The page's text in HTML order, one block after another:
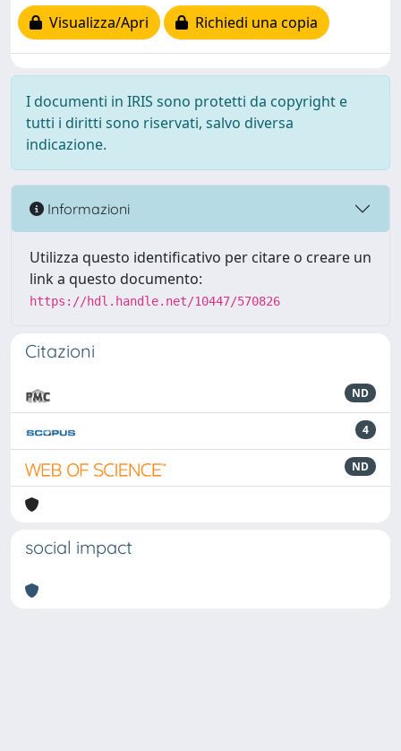
Visualizza/Apri
Richiedi una copia
I documenti in IRIS sono protetti da copyright e
tutti i diritti sono riservati, salvo diversa
indicazione.
Informazioni
Utilizza questo identificativo per citare o creare un
link a questo documento:
https://hdl.handle.net/10447/570826
Citazioni
ND
4
ND
social impact